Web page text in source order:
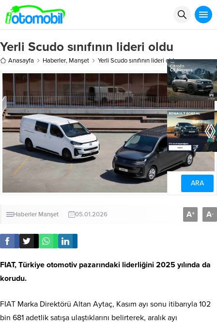
Yerli Scudo sınıfının lideri oldu
Anasayfa Haberler, Manşet Yerli Scudo sınıfının lideri oldu
Haberler Manşet 05.01.2026 A+ A-
FIAT, Türkiye otomotiv pazarındaki liderliğini 2025 yılında da
korudu.
FIAT Marka Direktörü Altan Aytaç, Kasım ayı sonu itibarıyla 102
bin 681 adetlik satışa ulaştıklarını belirterek, aralık ayı